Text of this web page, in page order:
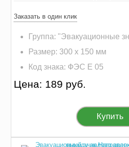
Заказать в один клик
Группа: "Эвакуационные
Размер: 300 х 150 мм
Код знака: ФЭС E 05
Цена: 189 руб.
Купить